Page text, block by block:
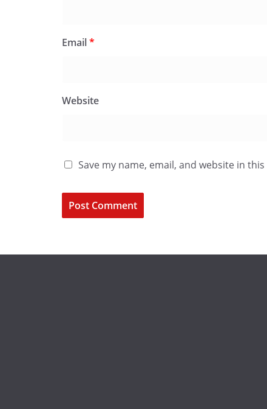
Email*
Website
Save my name, email, and website in